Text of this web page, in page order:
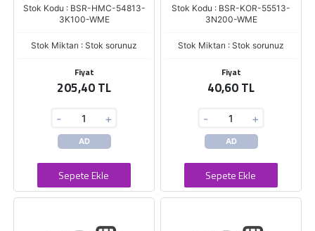
Stok Kodu : BSR-HMC-54813-
3K100-WME
Stok Miktarı : Stok sorunuz
Fiyat
205,40 TL
- +
AD
Sepete Ekle
Stok Kodu : BSR-KOR-55513-
3N200-WME
Stok Miktarı : Stok sorunuz
Fiyat
40,60 TL
- +
AD
Sepete Ekle